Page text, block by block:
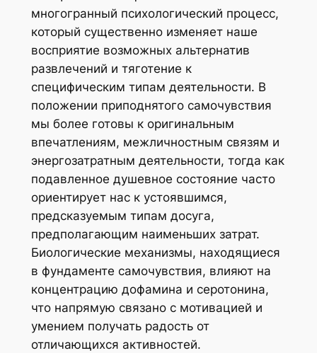
многогранный психологический процесс,
который существенно изменяет наше
восприятие возможных альтернатив
развлечений и тяготение к
специфическим типам деятельности. В
положении приподнятого самочувствия
мы более готовы к оригинальным
впечатлениям, межличностным связям и
энергозатратным деятельности, тогда как
подавленное душевное состояние часто
ориентирует нас к устоявшимся,
предсказуемым типам досуга,
предполагающим наименьших затрат.
Биологические механизмы, находящиеся
в фундаменте самочувствия, влияют на
концентрацию дофамина и серотонина,
что напрямую связано с мотивацией и
умением получать радость от
отличающихся активностей.